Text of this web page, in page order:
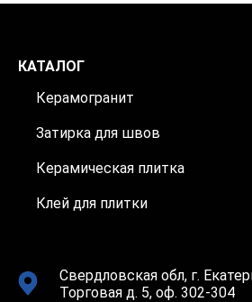
КАТАЛОГ
Керамогранит
Затирка для швов
Керамическая плитка
Клей для плитки
Свердловская обл, г.
Торговая д. 5, оф. 302-304